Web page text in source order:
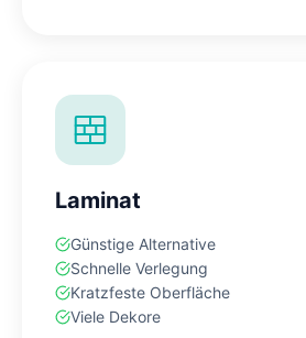
Laminat
Günstige Alternative
Schnelle Verlegung
Kratzfeste Oberfläche
Viele Dekore